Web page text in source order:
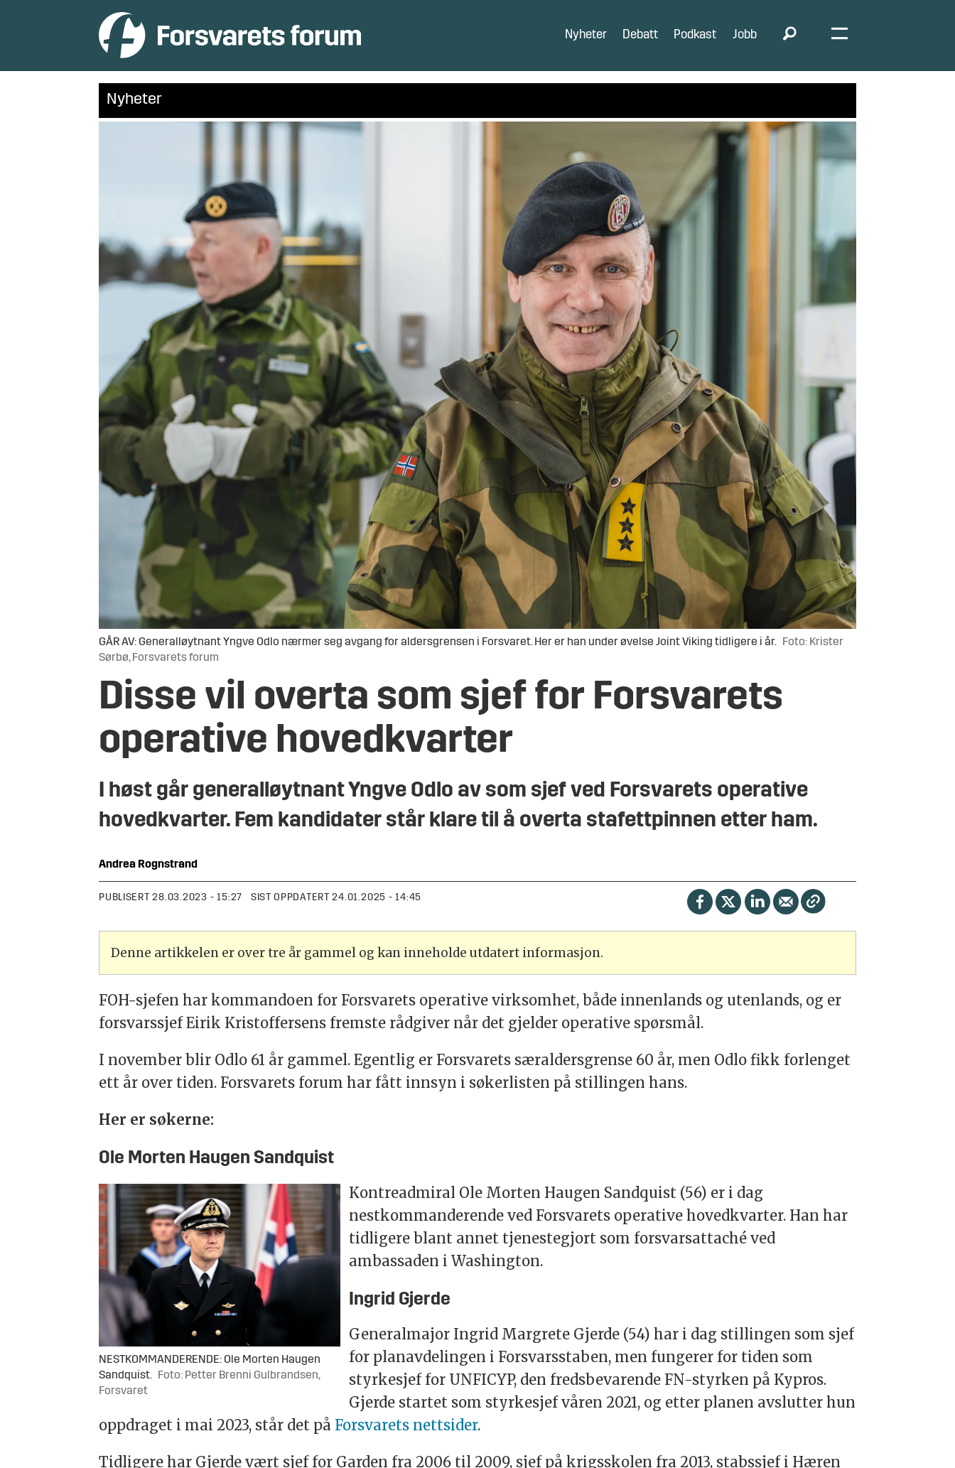
Nyheter Debatt Podkast Jobb
Nyheter
GÅR AV: Generalløytnant Yngve Odlo nærmer seg avgang for aldersgrensen i Forsvaret. Her er han under øvelse Joint Viking tidligere i år.
Foto: Krister
Sørbø, Forsvarets forum
Disse vil overta som sjef for Forsvarets
operative hovedkvarter
I høst går generalløytnant Yngve Odlo av som sjef ved Forsvarets operative
hovedkvarter. Fem kandidater står klare til å overta stafettpinnen etter ham.
Andrea Rognstrand
PUBLISERT 28.03.2023 - 15:27 SIST OPPDATERT 24.01.2025 - 14:45
Denne artikkelen er over tre år gammel og kan inneholde utdatert informasjon.
FOH-sjefen har kommandoen for Forsvarets operative virksomhet, både innenlands og utenlands, og er
forsvarssjef Eirik Kristoffersens fremste rådgiver når det gjelder operative spørsmål.
I november blir Odlo 61 år gammel. Egentlig er Forsvarets særaldersgrense 60 år, men Odlo fikk forlenget
ett år over tiden. Forsvarets forum har fått innsyn i søkerlisten på stillingen hans.
Her er søkerne:
Ole Morten Haugen Sandquist
NESTKOMMANDERENDE: Ole Morten Haugen
Sandquist.
Foto: Petter Brenni Gulbrandsen,
Forsvaret
Kontreadmiral Ole Morten Haugen Sandquist (56) er i dag
nestkommanderende ved Forsvarets operative hovedkvarter. Han har
tidligere blant annet tjenestegjort som forsvarsattaché ved
ambassaden i Washington.
Ingrid Gjerde
Generalmajor Ingrid Margrete Gjerde (54) har i dag stillingen som sjef
for planavdelingen i Forsvarsstaben, men fungerer for tiden som
styrkesjef for UNFICYP, den fredsbevarende FN-styrken på Kypros.
Gjerde startet som styrkesjef våren 2021, og etter planen avslutter hun
oppdraget i mai 2023, står det påForsvarets nettsider.
Tidligere har Gjerde vært sjef for Garden fra 2006 til 2009, sjef på krigsskolen fra 2013, stabssjef i Hæren